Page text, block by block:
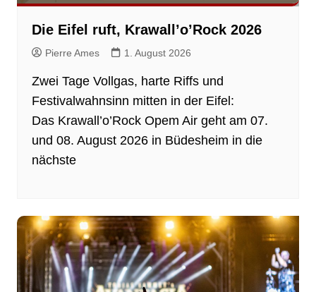
Die Eifel ruft, Krawall’o’Rock 2026
Pierre Ames 1. August 2026
Zwei Tage Vollgas, harte Riffs und
Festivalwahnsinn mitten in der Eifel:
Das Krawall’o’Rock Opem Air geht am 07.
und 08. August 2026 in Büdesheim in die
nächste